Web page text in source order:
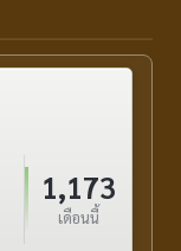
1,173
เดือนนี้